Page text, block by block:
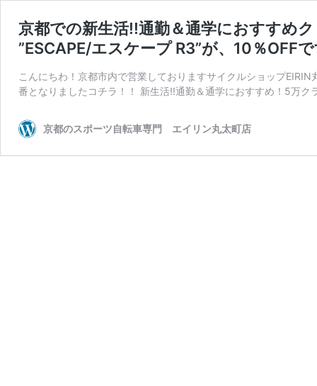
京都での新生活!!通勤＆通学におすすめ
”ESCAPE/エスケープ R3”が、10％OFF
こんにちわ！京都市内で営業しておりますサイクルショップ
番となりましたコチラ！！ 新生活!!通勤＆通学におすすめ！5万
京都のスポーツ自転車専門 エイリン丸太町店